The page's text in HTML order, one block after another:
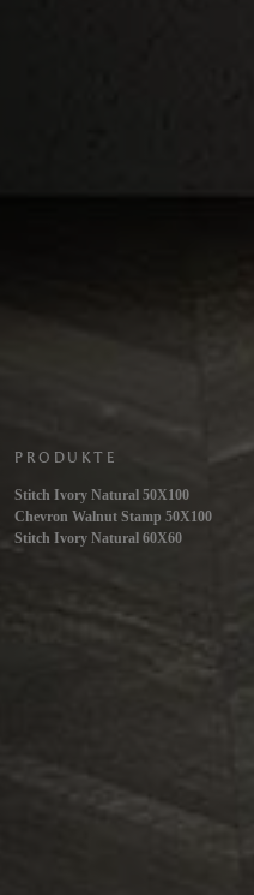
PRODUKTE
Stitch Ivory Natural 50X100
Chevron Walnut Stamp 50X100
Stitch Ivory Natural 60X60